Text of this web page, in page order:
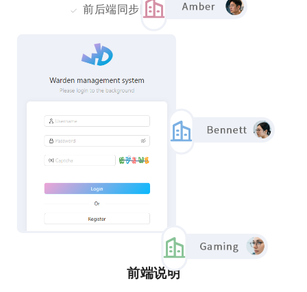
前后端同步国际化
前端说明